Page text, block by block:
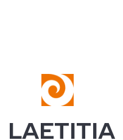
LAETITIA